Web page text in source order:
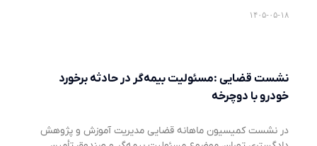
۱۴۰۵-۰۵-۱۸
نشست قضایی :مسئولیت بیمه‌گر در حادثه برخورد
خودرو با دوچرخه
در نشست کمیسیون ماهانه قضایی مدیریت آموزش و پژوهش